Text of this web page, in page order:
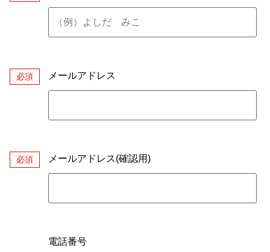
必須 メールアドレス
必須 メールアドレス(確認用)
電話番号